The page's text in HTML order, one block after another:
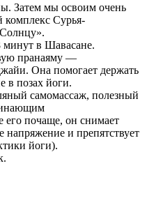
Затем мы освоим очень
Сурья-
минут в Шавасане.
пранаяму —
Она помогает держать
в позах йоги.
самомассаж, полезный
почаще, он снимает
и препятствует
йоги).